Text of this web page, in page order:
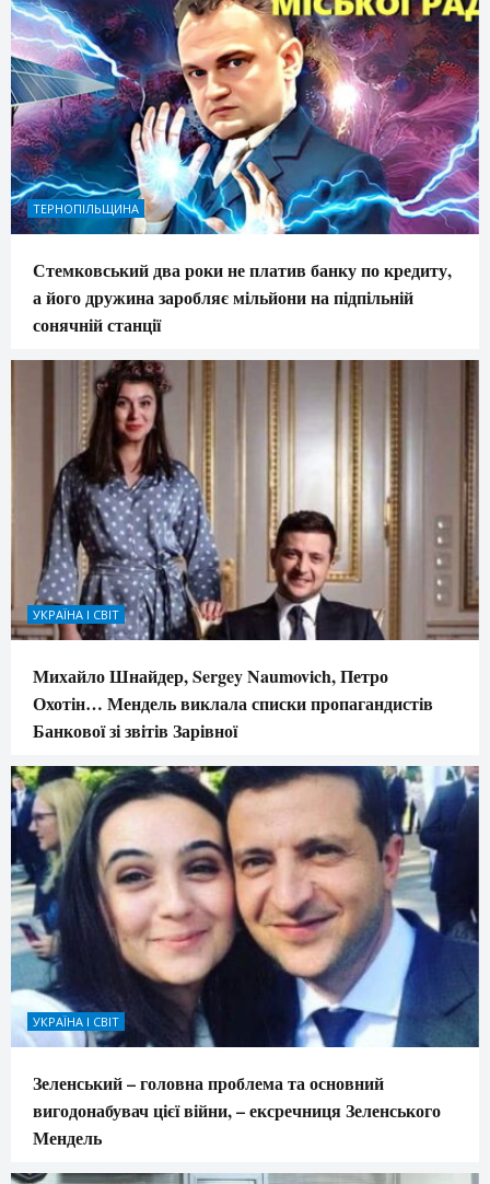
ТЕРНОПІЛЬЩИНА
Стемковський два роки не платив банку по кредиту,
а його дружина заробляє мільйони на підпільній
сонячній станції
УКРАЇНА І СВІТ
Михайло Шнайдер, Sergey Naumovich, Петро
Охотін… Мендель виклала списки пропагандистів
Банкової зі звітів Зарівної
УКРАЇНА І СВІТ
Зеленський – головна проблема та основний
вигодонабувач цієї війни, – ексречниця Зеленського
Мендель